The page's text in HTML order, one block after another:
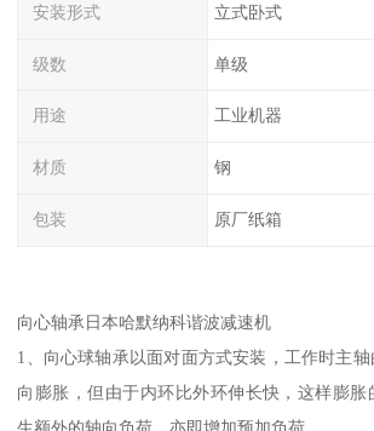
安装形式 立式卧式
级数 单级
用途 工业机器
材质 钢
包装 原厂纸箱
向心轴承日本哈默纳科谐波减速机
1、向心球轴承以面对面方式安装，工作时主
向膨胀，但由于内环比外环伸长快，这样膨
生额外的轴向负荷，亦即增加预加负荷。